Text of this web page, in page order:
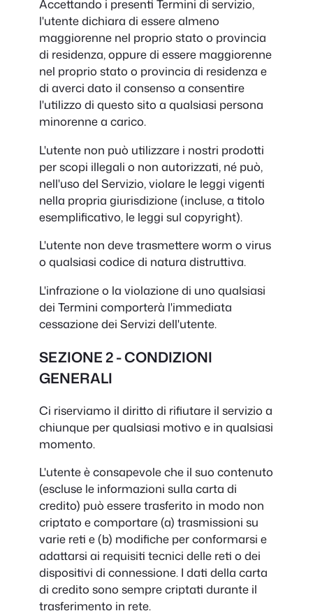
Accettando i presenti Termini di servizio,
l'utente dichiara di essere almeno
maggiorenne nel proprio stato o provincia
di residenza, oppure di essere maggiorenne
nel proprio stato o provincia di residenza e
di averci dato il consenso a consentire
l'utilizzo di questo sito a qualsiasi persona
minorenne a carico.
L'utente non può utilizzare i nostri prodotti
per scopi illegali o non autorizzati, né può,
nell'uso del Servizio, violare le leggi vigenti
nella propria giurisdizione (incluse, a titolo
esemplificativo, le leggi sul copyright).
L'utente non deve trasmettere worm o virus
o qualsiasi codice di natura distruttiva.
L'infrazione o la violazione di uno qualsiasi
dei Termini comporterà l'immediata
cessazione dei Servizi dell'utente.
SEZIONE 2 - CONDIZIONI
GENERALI
Ci riserviamo il diritto di rifiutare il servizio a
chiunque per qualsiasi motivo e in qualsiasi
momento.
L'utente è consapevole che il suo contenuto
(escluse le informazioni sulla carta di
credito) può essere trasferito in modo non
criptato e comportare (a) trasmissioni su
varie reti e (b) modifiche per conformarsi e
adattarsi ai requisiti tecnici delle reti o dei
dispositivi di connessione. I dati della carta
di credito sono sempre criptati durante il
trasferimento in rete.